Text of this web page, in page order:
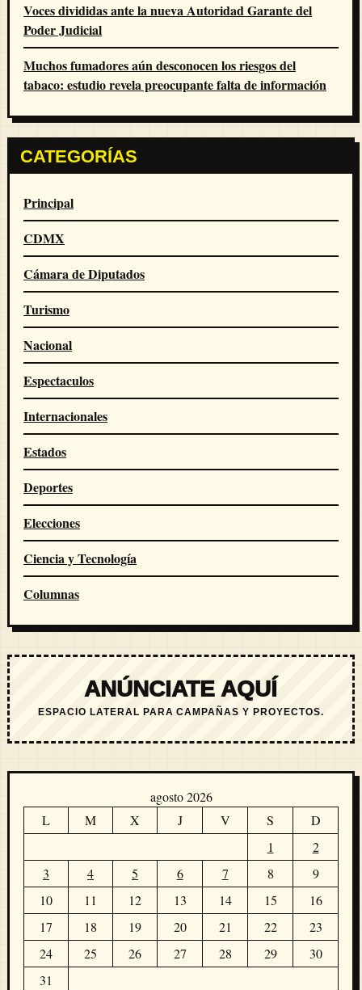
Voces divididas ante la nueva Autoridad Garante del
Poder Judicial
Muchos fumadores aún desconocen los riesgos del
tabaco: estudio revela preocupante falta de información
CATEGORÍAS
Principal
CDMX
Cámara de Diputados
Turismo
Nacional
Espectaculos
Internacionales
Estados
Deportes
Elecciones
Ciencia y Tecnología
Columnas
ANÚNCIATE AQUÍ
ESPACIO LATERAL PARA CAMPAÑAS Y PROYECTOS.
agosto 2026
L
M X J V S
D
1
2
3
4 5 6 7 8
9
10
11 12 13 14 15
16
17
18 19 20 21 22
23
24
25 26 27 28 29
30
31